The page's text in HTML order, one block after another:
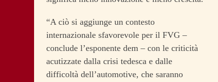
“A ciò si aggiunge un contesto
internazionale sfavorevole per il FVG –
conclude l’esponente dem – con le criticità
acutizzate dalla crisi tedesca e dalle
difficoltà dell’automotive, che saranno